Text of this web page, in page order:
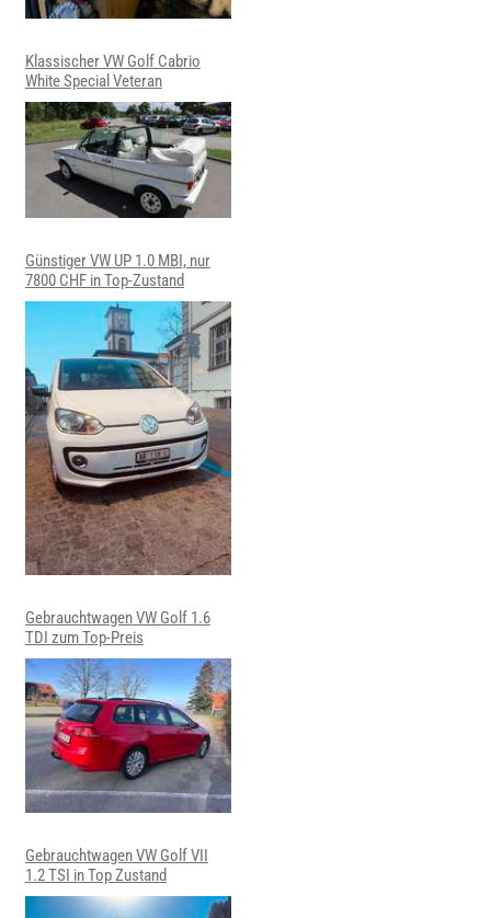
Klassischer VW Golf Cabrio
White Special Veteran
Günstiger VW UP 1.0 MBI, nur
7800 CHF in Top-Zustand
Gebrauchtwagen VW Golf 1.6
TDI zum Top-Preis
Gebrauchtwagen VW Golf VII
1.2 TSI in Top Zustand